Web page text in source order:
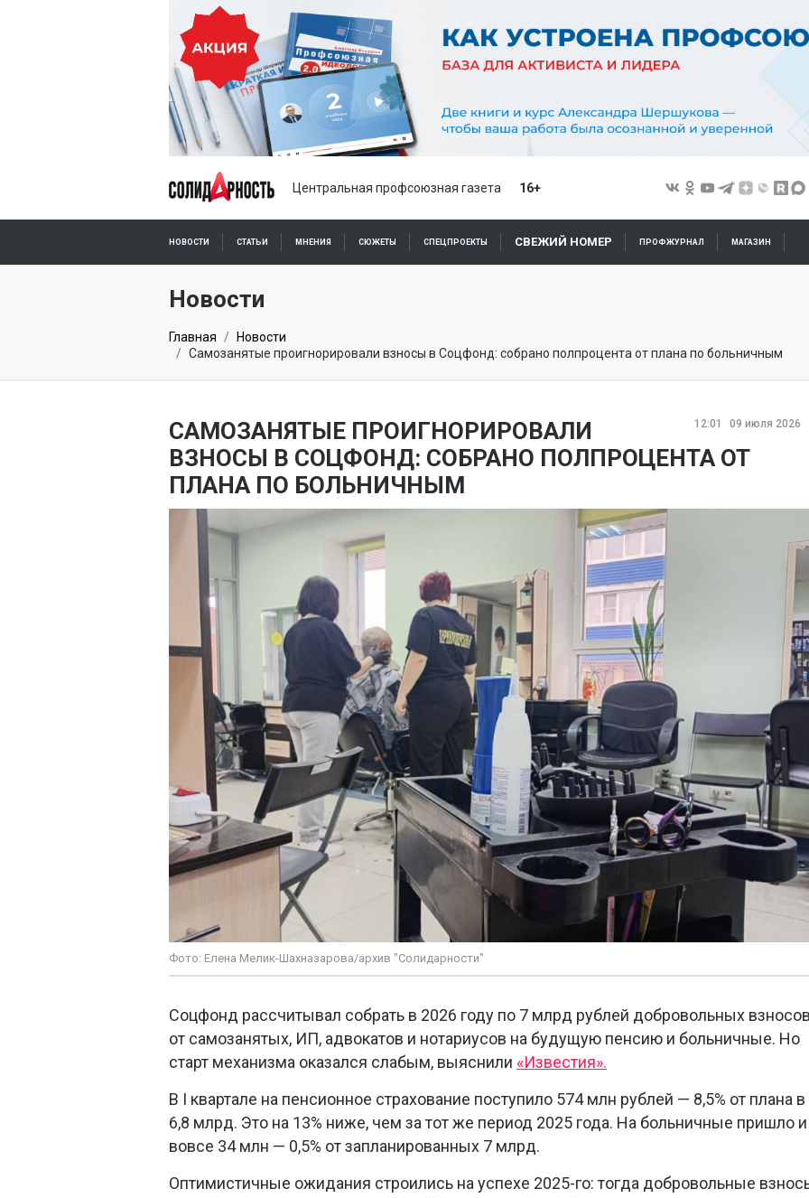
Центральная профсоюзная газета 16+
НОВОСТИ СТАТЬИ МНЕНИЯ СЮЖЕТЫ СПЕЦПРОЕКТЫ СВЕЖИЙ НОМЕР ПРОФЖУРНАЛ МАГАЗИН
ПОДПИСКА ОНЛАЙН
Новости
Главная
Новости
Самозанятые проигнорировали взносы в Соцфонд: собрано полпроцента от плана по больничным
12:01 09 июля 2026
САМОЗАНЯТЫЕ ПРОИГНОРИРОВАЛИ
ВЗНОСЫ В СОЦФОНД: СОБРАНО ПОЛПРОЦЕНТА ОТ
ПЛАНА ПО БОЛЬНИЧНЫМ
Фото: Елена Мелик-Шахназарова/архив "Солидарности"
Соцфонд рассчитывал собрать в 2026 году по 7 млрд рублей добровольных
от самозанятых, ИП, адвокатов и нотариусов на будущую пенсию и больничные. Но
старт механизма оказался слабым, выяснили «Известия».
В I квартале на пенсионное страхование поступило 574 млн рублей — 8,5% от плана в
6,8 млрд. Это на 13% ниже, чем за тот же период 2025 года. На больничные пришло и
вовсе 34 млн — 0,5% от запланированных 7 млрд.
Оптимистичные ожидания строились на успехе 2025-го: тогда добровольные